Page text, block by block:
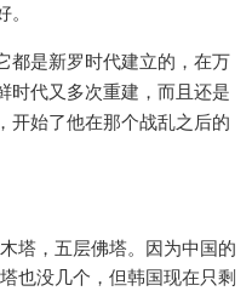
都是新罗时代建立的，在万
时代又多次重建，而且还是
开始了他在那个战乱之后的
塔，五层佛塔。因为中国的
也没几个，但韩国现在只剩